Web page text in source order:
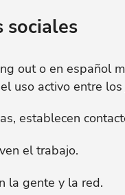
sociales
out o en español
uso activo entre
establecen
el trabajo.
la gente y la red.